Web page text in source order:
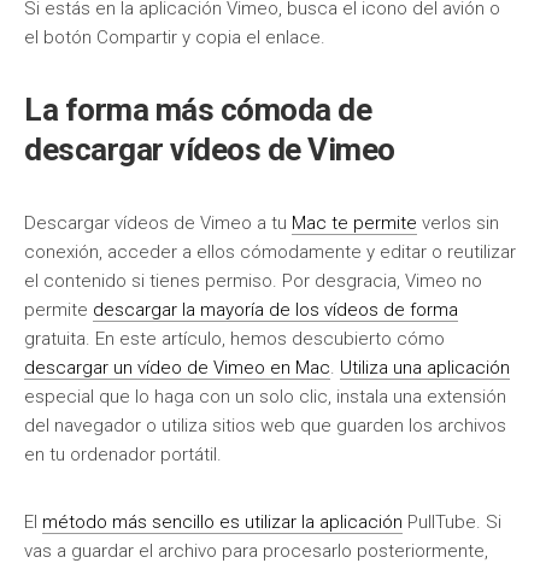
Si estás en la aplicación Vimeo, busca el icono del avión o
el botón Compartir y copia el enlace.
La forma más cómoda de
descargar vídeos de Vimeo
Descargar vídeos de Vimeo a tu Mac te permite verlos sin
conexión, acceder a ellos cómodamente y editar o reutilizar
el contenido si tienes permiso. Por desgracia, Vimeo no
permite descargar la mayoría de los vídeos de forma
gratuita. En este artículo, hemos descubierto cómo
descargar un vídeo de Vimeo en Mac. Utiliza una aplicación
especial que lo haga con un solo clic, instala una extensión
del navegador o utiliza sitios web que guarden los archivos
en tu ordenador portátil.
El método más sencillo es utilizar la aplicación PullTube. Si
vas a guardar el archivo para procesarlo posteriormente,